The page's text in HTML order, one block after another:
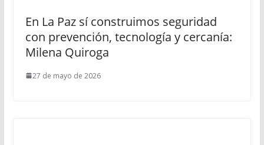
En La Paz sí construimos seguridad
con prevención, tecnología y cercanía:
Milena Quiroga
27 de mayo de 2026